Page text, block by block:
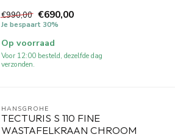
€990,00 €690,00
Je bespaart 30%
Op voorraad
Voor 12:00 besteld, dezelfde dag
verzonden.
HANSGROHE
TECTURIS S 110 FINE
WASTAFELKRAAN CHROOM